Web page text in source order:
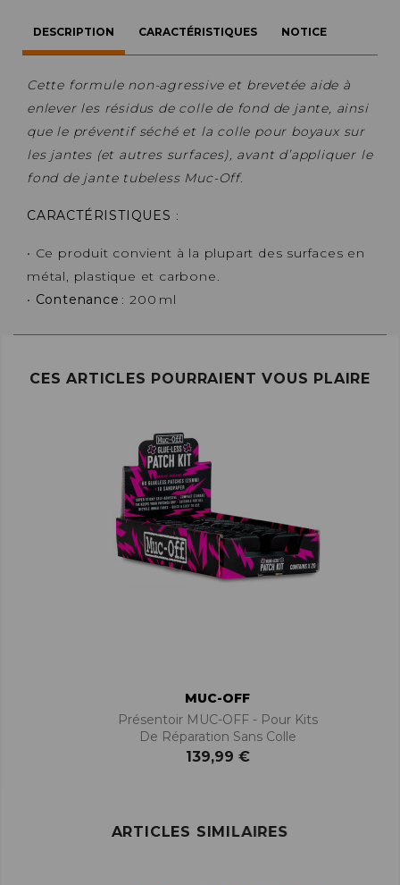
DESCRIPTION CARACTÉRISTIQUES NOTICE
Cette formule non-agressive et brevetée aide à
enlever les résidus de colle de fond de jante, ainsi
que le préventif séché et la colle pour boyaux sur
les jantes (et autres surfaces), avant d’appliquer le
fond de jante tubeless Muc-Off.
CARACTÉRISTIQUES :
• Ce produit convient à la plupart des surfaces en
métal, plastique et carbone.
• Contenance : 200 ml
CES ARTICLES POURRAIENT VOUS PLAIRE
MUC-OFF
Présentoir MUC-OFF - Pour Kits
De Réparation Sans Colle
139,99 €
ARTICLES SIMILAIRES